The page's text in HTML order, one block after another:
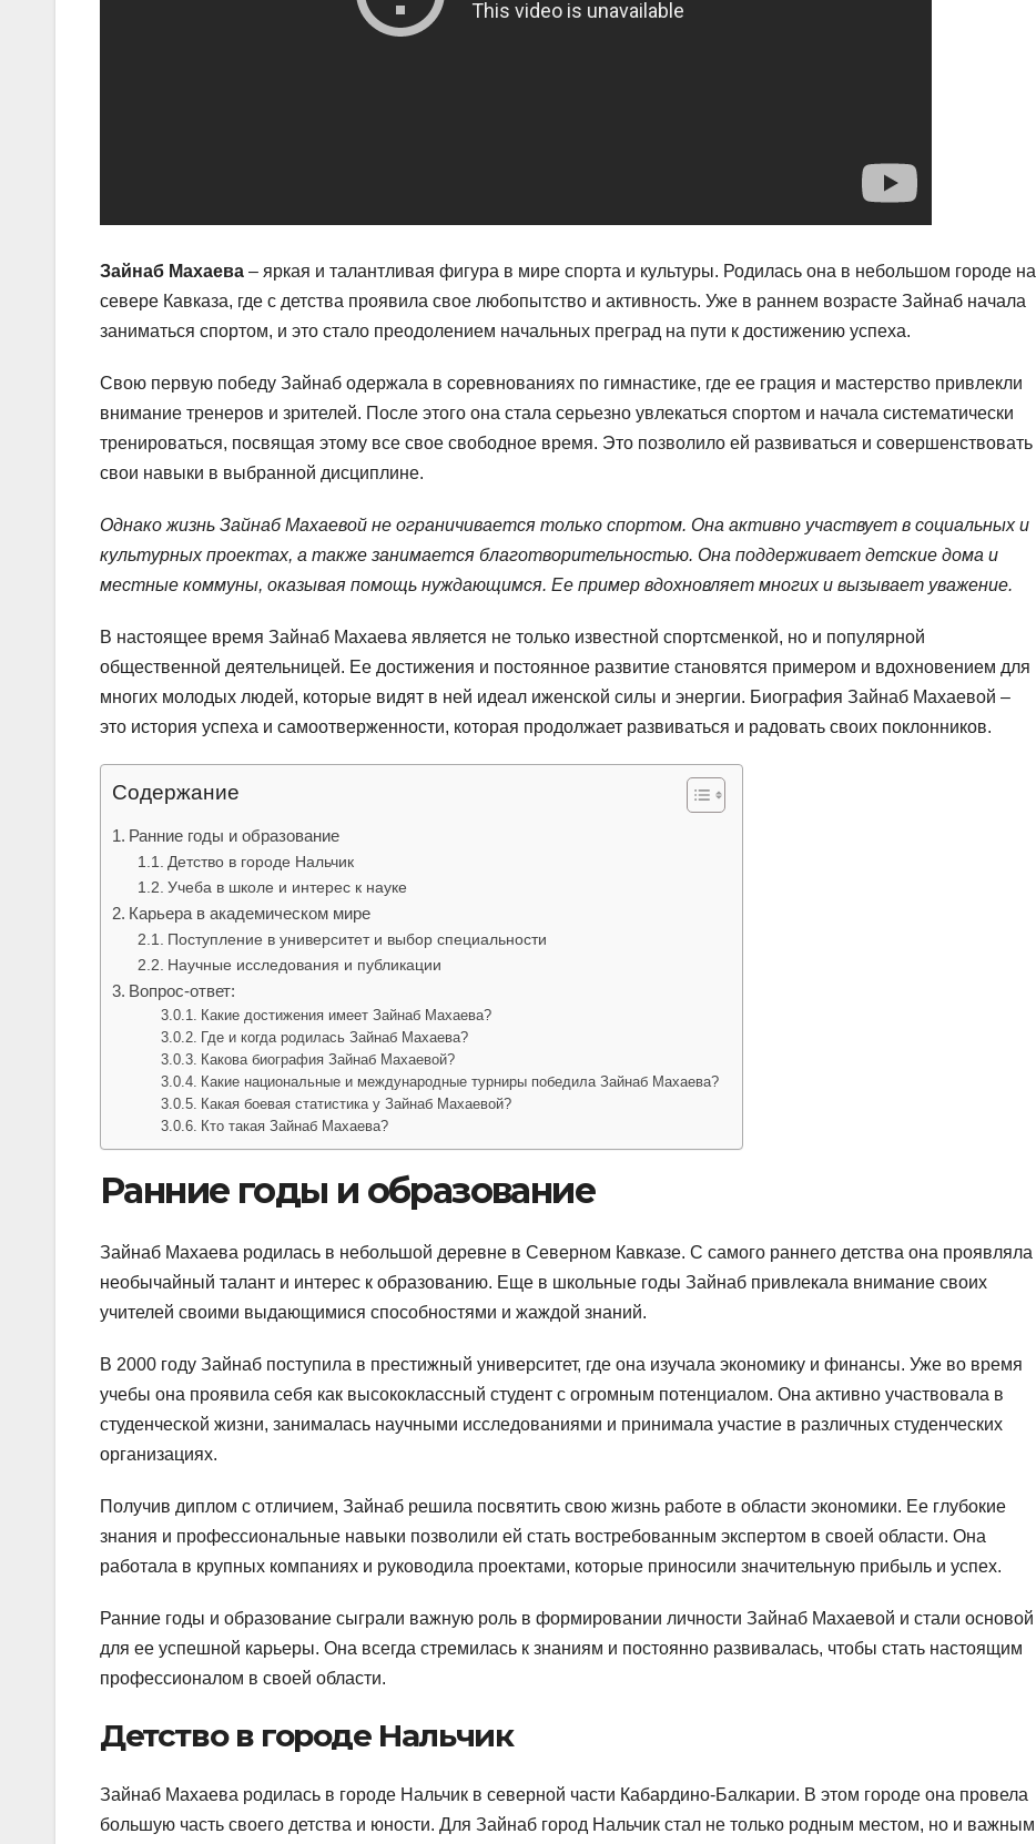
Зайнаб Махаева – яркая и талантливая фигура в мире спорта и культуры. Родилась она в небольшом городе на
севере Кавказа, где с детства проявила свое любопытство и активность. Уже в раннем возрасте Зайнаб начала
заниматься спортом, и это стало преодолением начальных преград на пути к достижению успеха.
Свою первую победу Зайнаб одержала в соревнованиях по гимнастике, где ее грация и мастерство привлекли
внимание тренеров и зрителей. После этого она стала серьезно увлекаться спортом и начала систематически
тренироваться, посвящая этому все свое свободное время. Это позволило ей развиваться и совершенствовать
свои навыки в выбранной дисциплине.
Однако жизнь Зайнаб Махаевой не ограничивается только спортом. Она активно участвует в социальных и
культурных проектах, а также занимается благотворительностью. Она поддерживает детские дома и
местные коммуны, оказывая помощь нуждающимся. Ее пример вдохновляет многих и вызывает уважение.
В настоящее время Зайнаб Махаева является не только известной спортсменкой, но и популярной
общественной деятельницей. Ее достижения и постоянное развитие становятся примером и вдохновением для
многих молодых людей, которые видят в ней идеал иженской силы и энергии. Биография Зайнаб Махаевой –
это история успеха и самоотверженности, которая продолжает развиваться и радовать своих поклонников.
Содержание
Ранние годы и образование
Детство в городе Нальчик
Учеба в школе и интерес к науке
Карьера в академическом мире
Поступление в университет и выбор специальности
Научные исследования и публикации
Вопрос-ответ:
Какие достижения имеет Зайнаб Махаева?
Где и когда родилась Зайнаб Махаева?
Какова биография Зайнаб Махаевой?
Какие национальные и международные турниры победила Зайнаб Махаева?
Какая боевая статистика у Зайнаб Махаевой?
Кто такая Зайнаб Махаева?
Ранние годы и образование
Зайнаб Махаева родилась в небольшой деревне в Северном Кавказе. С самого раннего детства она проявляла
необычайный талант и интерес к образованию. Еще в школьные годы Зайнаб привлекала внимание своих
учителей своими выдающимися способностями и жаждой знаний.
В 2000 году Зайнаб поступила в престижный университет, где она изучала экономику и финансы. Уже во время
учебы она проявила себя как высококлассный студент с огромным потенциалом. Она активно участвовала в
студенческой жизни, занималась научными исследованиями и принимала участие в различных студенческих
организациях.
Получив диплом с отличием, Зайнаб решила посвятить свою жизнь работе в области экономики. Ее глубокие
знания и профессиональные навыки позволили ей стать востребованным экспертом в своей области. Она
работала в крупных компаниях и руководила проектами, которые приносили значительную прибыль и успех.
Ранние годы и образование сыграли важную роль в формировании личности Зайнаб Махаевой и стали основой
для ее успешной карьеры. Она всегда стремилась к знаниям и постоянно развивалась, чтобы стать настоящим
профессионалом в своей области.
Детство в городе Нальчик
Зайнаб Махаева родилась в городе Нальчик в северной части Кабардино-Балкарии. В этом городе она провела
большую часть своего детства и юности. Для Зайнаб город Нальчик стал не только родным местом, но и важным